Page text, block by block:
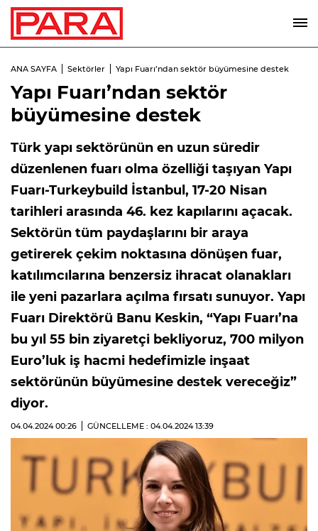
ANA SAYFA Sektörler Yapı Fuarı’ndan sektör büyümesine destek
Yapı Fuarı’ndan sektör
büyümesine destek
Türk yapı sektörünün en uzun süredir
düzenlenen fuarı olma özelliği taşıyan Yapı
Fuarı-Turkeybuild İstanbul, 17-20 Nisan
tarihleri arasında 46. kez kapılarını açacak.
Sektörün tüm paydaşlarını bir araya
getirerek çekim noktasına dönüşen fuar,
katılımcılarına benzersiz ihracat olanakları
ile yeni pazarlara açılma fırsatı sunuyor. Yapı
Fuarı Direktörü Banu Keskin, “Yapı Fuarı’na
bu yıl 55 bin ziyaretçi bekliyoruz, 700 milyon
Euro’luk iş hacmi hedefimizle inşaat
sektörünün büyümesine destek vereceğiz”
diyor.
04.04.202400:26 GÜNCELLEME : 04.04.202413:39